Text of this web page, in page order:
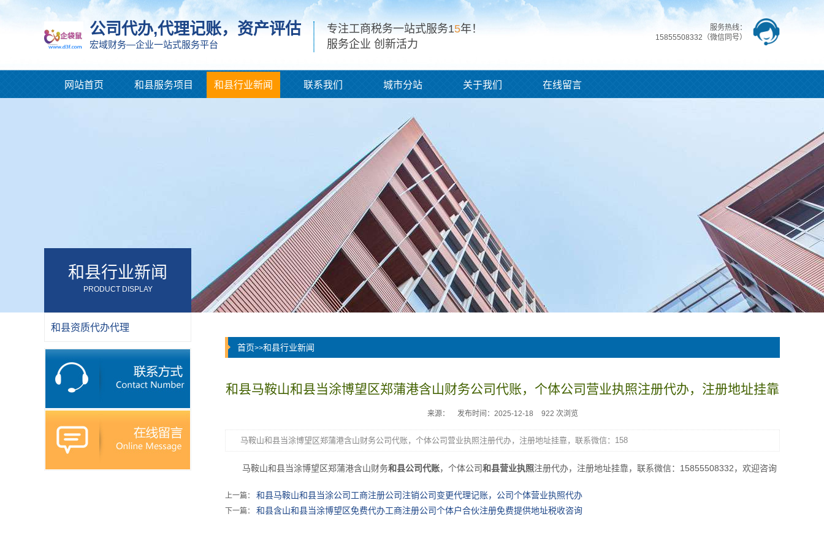
公司代办,代理记账，资产评估
宏域财务—企业一站式服务平台
专注工商税务一站式服务15年！
服务企业 创新活力
服务热线：
15855508332（微信同号）
网站首页 和县服务项目 和县行业新闻 联系我们 城市分站 关于我们 在线留言
和县行业新闻
PRODUCT DISPLAY
和县资质代办代理
首页>>和县行业新闻
和县马鞍山和县当涂博望区郑蒲港含山财务公司代账，个体公司营业执照注册代办，注册地址挂靠
来源： 发布时间：2025-12-18 922 次浏览
马鞍山和县当涂博望区郑蒲港含山财务公司代账，个体公司营业执照注册代办，注册地址挂靠，联系微信：158
马鞍山和县当涂博望区郑蒲港含山财务和县公司代账，个体公司和县营业执照注册代办，注册地址挂靠， 联系微信：15855508332，欢迎咨询
上一篇： 和县马鞍山和县当涂公司工商注册公司注销公司变更代理记账，公司个体营业执照代办
下一篇： 和县含山和县当涂博望区免费代办工商注册公司个体户合伙注册免费提供地址税收咨询